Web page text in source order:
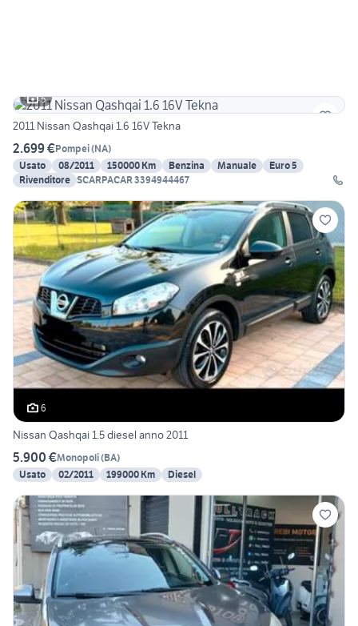
5
2011 Nissan Qashqai 1.6 16V Tekna
2.699 €Pompei(NA)
Usato
08/2011 150000 Km Benzina Manuale
Euro 5
Rivenditore SCARPACAR 3394944467
6
Nissan Qashqai 1.5 diesel anno 2011
5.900 €Monopoli(BA)
Usato
02/2011 199000 Km Diesel